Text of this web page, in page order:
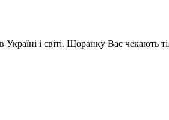
і світі. Щоранку Вас чекають